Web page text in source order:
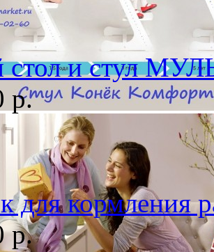
стол и стул
р.
для кормления
р.